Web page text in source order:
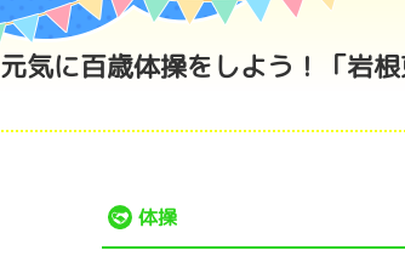
元気に百歳体操をしよう！「岩
体操